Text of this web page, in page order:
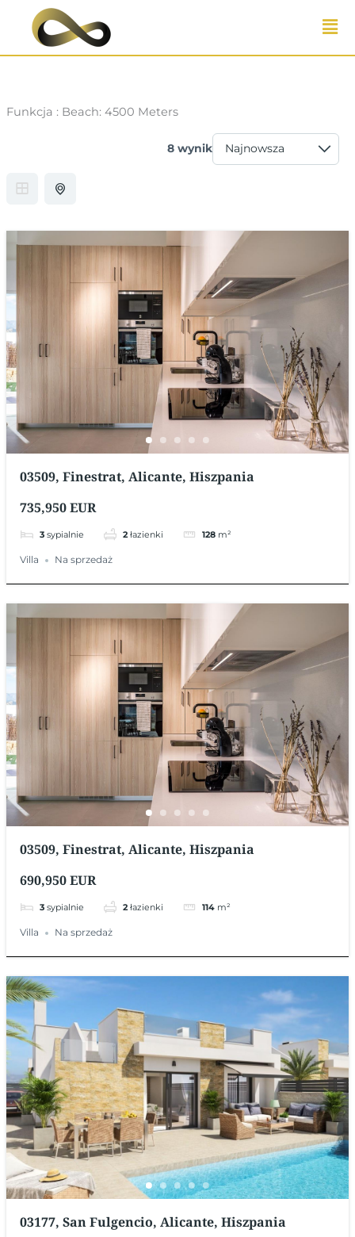
Przejdź
Funkcja : Beach: 4500 Meters
8 wynik
03509, Finestrat, Alicante, Hiszpania
735,950 EUR
3 sypialnie 2 łazienki 128 m²
Villa Na sprzedaż
03509, Finestrat, Alicante, Hiszpania
690,950 EUR
3 sypialnie 2 łazienki 114 m²
Villa Na sprzedaż
03177, San Fulgencio, Alicante, Hiszpania